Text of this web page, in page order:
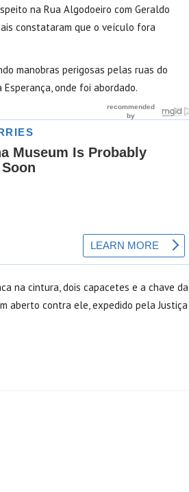
na Rua Algodoeiro com Geraldo
constataram que o veículo fora
manobras perigosas pelas ruas do
onde foi abordado.
na cintura, dois capacetes e a chave da
aberto contra ele, expedido pela Justiça